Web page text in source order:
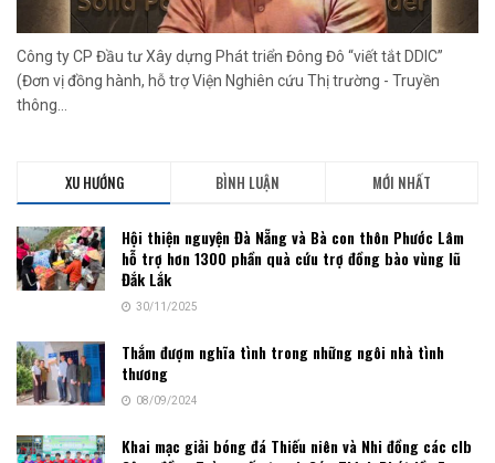
Công ty CP Đầu tư Xây dựng Phát triển Đông Đô “viết tắt DDIC”
(Đơn vị đồng hành, hỗ trợ Viện Nghiên cứu Thị trường - Truyền
thông...
XU HƯỚNG BÌNH LUẬN MỚI NHẤT
Hội thiện nguyện Đà Nẵng và Bà con thôn Phước Lâm
hỗ trợ hơn 1300 phần quà cứu trợ đồng bào vùng lũ
Đắk Lắk
30/11/2025
Thắm đượm nghĩa tình trong những ngôi nhà tình
thương
08/09/2024
Khai mạc giải bóng đá Thiếu niên và Nhi đồng các clb